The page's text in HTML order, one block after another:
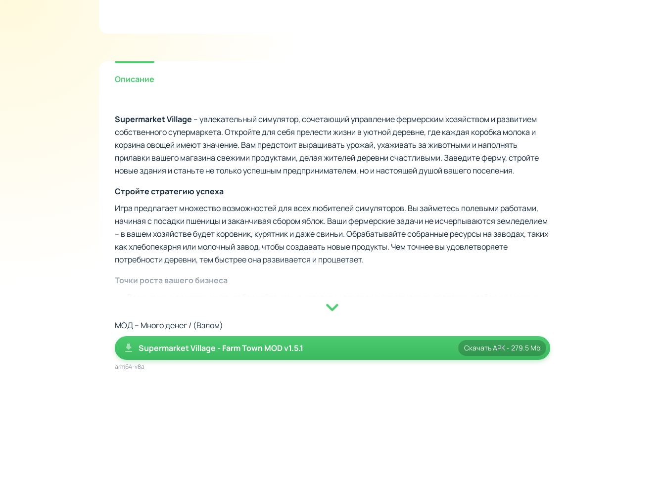
Описание
Supermarket Village – увлекательный симулятор, сочетающий управление фермерским хозяйством и развитием
собственного супермаркета. Откройте для себя прелести жизни в уютной деревне, где каждая коробка молока и
корзина овощей имеют значение. Вам предстоит выращивать урожай, ухаживать за животными и наполнять
прилавки вашего магазина свежими продуктами, делая жителей деревни счастливыми. Заведите ферму, стройте
новые здания и станьте не только успешным предпринимателем, но и настоящей душой вашего поселения.
Стройте стратегию успеха
Игра предлагает множество возможностей для всех любителей симуляторов. Вы займетесь полевыми работами,
начиная с посадки пшеницы и заканчивая сбором яблок. Ваши фермерские задачи не исчерпываются земледелием
– в вашем хозяйстве будет коровник, курятник и даже свиньи. Обрабатывайте собранные ресурсы на заводах, таких
как хлебопекарня или молочный завод, чтобы создавать новые продукты. Чем точнее вы удовлетворяете
потребности деревни, тем быстрее она развивается и процветает.
Точки роста вашего бизнеса
Фермерские заботы: ухаживайте за коровами, цыплятами и другими питомцами, чтобы производить
качественные натуральные продукты.
Умное распределение задач: улучшайте управление фабриками и ускоряйте производство товаров,
необходимых для жителей.
МОД – Много денег / (Взлом)
Supermarket Village - Farm Town MOD v1.5.1 СкачатьAPK- 279.5 Mb
arm64-v8a